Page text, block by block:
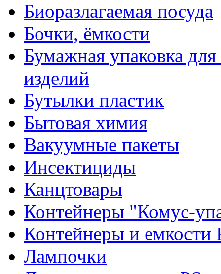
Биоразлагаемая посуда
Бочки, ёмкости
Бумажная упаковка
изделий
Бутылки пластик
Бытовая химия
Вакуумные пакеты
Инсектициды
Канцтовары
Контейнеры "Комус-
Контейнеры и емкости
Лампочки